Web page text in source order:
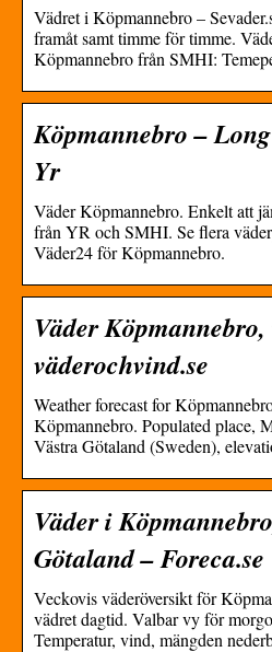
Vädret i Köpmannebro –
framåt samt timme för timme.
Köpmannebro från SMHI:
Köpmannebro –
Yr
Väder Köpmannebro. Enkelt att
från YR och SMHI. Se flera
Väder24 för Köpmannebro.
Väder
väderochvind.se
Weather forecast for
Köpmannebro. Populated place,
Västra Götaland (Sweden),
Väder i
Götaland – Foreca.se
Veckovis väderöversikt för
vädret dagtid. Valbar vy för
Temperatur, vind, mängden